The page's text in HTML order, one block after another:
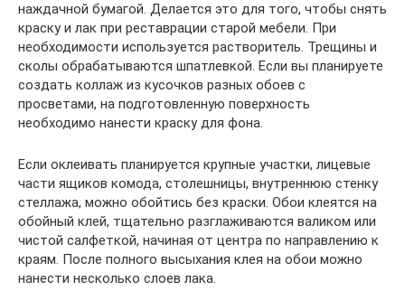
наждачной бумагой. Делается это для того, чтобы снять
краску и лак при реставрации старой мебели. При
необходимости используется растворитель. Трещины и
сколы обрабатываются шпатлевкой. Если вы планируете
создать коллаж из кусочков разных обоев с
просветами, на подготовленную поверхность
необходимо нанести краску для фона.
Если оклеивать планируется крупные участки, лицевые
части ящиков комода, столешницы, внутреннюю стенку
стеллажа, можно обойтись без краски. Обои клеятся на
обойный клей, тщательно разглаживаются валиком или
чистой салфеткой, начиная от центра по направлению к
краям. После полного высыхания клея на обои можно
нанести несколько слоев лака.